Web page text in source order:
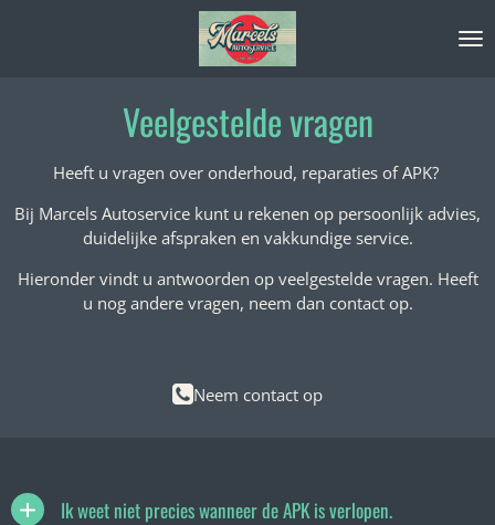
Veelgestelde vragen
Heeft u vragen over onderhoud, reparaties of APK?
Bij Marcels Autoservice kunt u rekenen op persoonlijk advies,
duidelijke afspraken en vakkundige service.
Hieronder vindt u antwoorden op veelgestelde vragen. Heeft
u nog andere vragen, neem dan contact op.
Neem contact op
Ik weet niet precies wanneer de APK is verlopen.